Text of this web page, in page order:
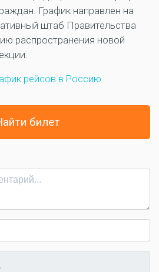
График направлен на
штаб Правительства
распространения новой
рейсов в Россию.
билет